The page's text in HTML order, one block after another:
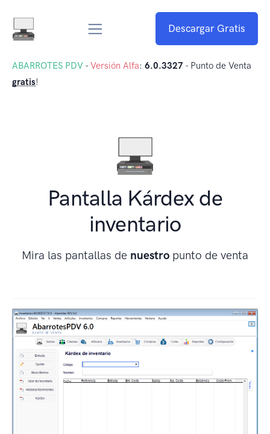
Descargar Gratis
ABARROTES PDV -Versión Alfa: 6.0.3327 - Punto de Venta
gratis!
Pantalla Kárdex de
inventario
Mira las pantallas de nuestro punto de venta